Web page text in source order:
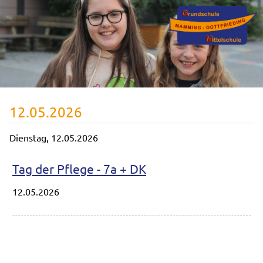
12.05.2026
Dienstag, 12.05.2026
Tag der Pflege - 7a + DK
12.05.2026